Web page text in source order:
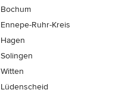
Bochum
Ennepe-Ruhr-Kreis
Hagen
Solingen
Witten
Lüdenscheid